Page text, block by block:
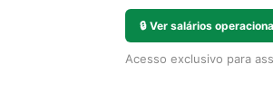
🔒 Ver salários
Acesso exclusivo para